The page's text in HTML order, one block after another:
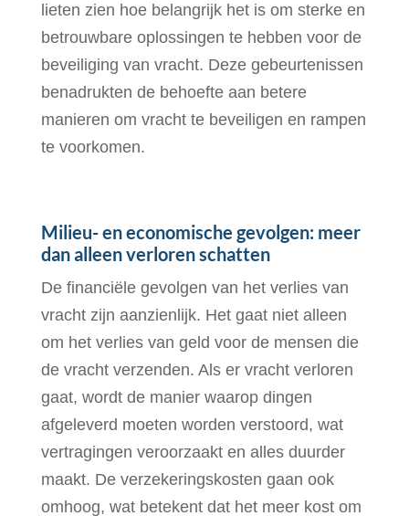
lieten zien hoe belangrijk het is om sterke en
betrouwbare oplossingen te hebben voor de
beveiliging van vracht. Deze gebeurtenissen
benadrukten de behoefte aan betere
manieren om vracht te beveiligen en rampen
te voorkomen.
Milieu- en economische gevolgen: meer
dan alleen verloren schatten
De financiële gevolgen van het verlies van
vracht zijn aanzienlijk. Het gaat niet alleen
om het verlies van geld voor de mensen die
de vracht verzenden. Als er vracht verloren
gaat, wordt de manier waarop dingen
afgeleverd moeten worden verstoord, wat
vertragingen veroorzaakt en alles duurder
maakt. De verzekeringskosten gaan ook
omhoog, wat betekent dat het meer kost om